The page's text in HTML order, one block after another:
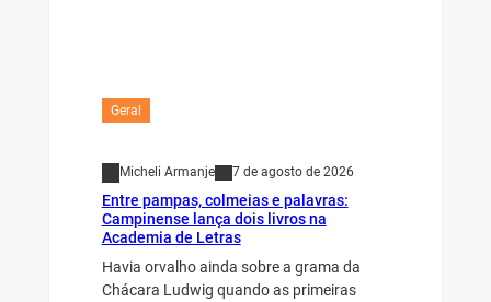
Geral
Micheli Armanje 7 de agosto de 2026
Entre pampas, colmeias e palavras:
Campinense lança dois livros na
Academia de Letras
Havia orvalho ainda sobre a grama da
Chácara Ludwig quando as primeiras